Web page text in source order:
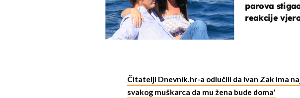
parova
reakcije
Čitatelji Dnevnik.hr-a odlučili da Ivan Zak ima
svakog muškarca da mu žena bude doma'